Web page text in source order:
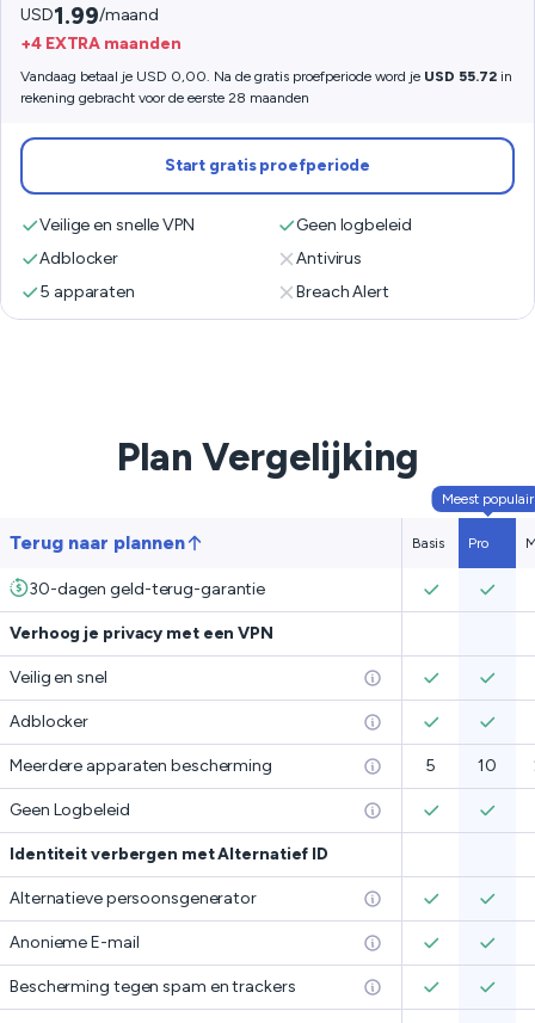
USD1.99/maand
+4 EXTRA maanden
Vandaag betaal je USD 0,00. Na de gratis proefperiode word je USD 55.72 in
rekening gebracht voor de eerste 28 maanden
Start gratis proefperiode
Veilige en snelle VPN
Geen logbeleid
Adblocker
Antivirus
5 apparaten
Breach Alert
Plan Vergelijking
Terug naar plannen Basis Pro
Meest populair
30-dagen geld-terug-garantie
Verhoog je privacy met een VPN
Veilig en snel
Adblocker
Meerdere apparaten bescherming 5 10
Geen Logbeleid
Identiteit verbergen met Alternatief ID
Alternatieve persoonsgenerator
Anonieme E-mail
Bescherming tegen spam en trackers